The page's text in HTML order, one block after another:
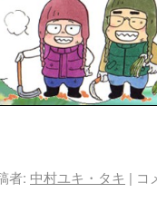
者: 中村ユキ・タキ | コ